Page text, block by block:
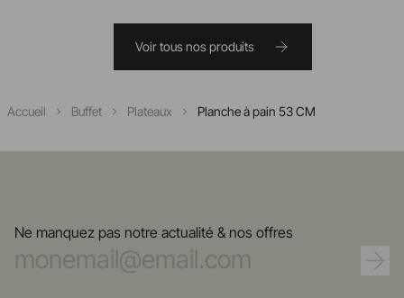
Voir tous nos produits
Accueil Buffet Plateaux Planche à pain 53 CM
Ne manquez pas notre actualité & nos offres